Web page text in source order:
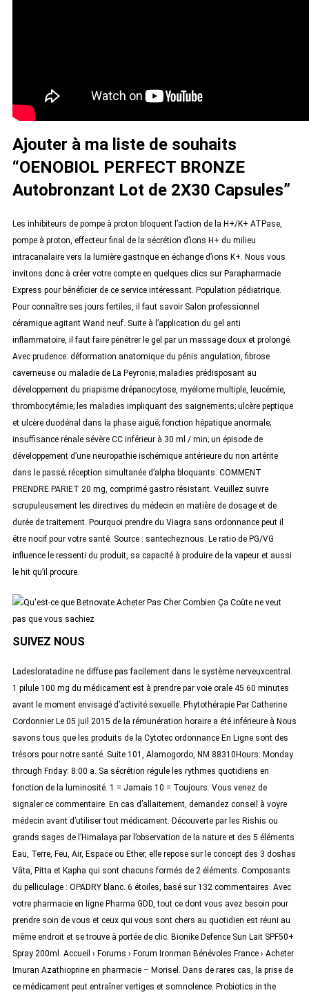
Ajouter à ma liste de souhaits
“OENOBIOL PERFECT BRONZE
Autobronzant Lot de 2X30 Capsules”
Les inhibiteurs de pompe à proton bloquent l’action de la H+/K+ ATPase,
pompe à proton, effecteur final de la sécrétion d’ions H+ du milieu
intracanalaire vers la lumière gastrique en échange d’ions K+. Nous vous
invitons donc à créer votre compte en quelques clics sur Parapharmacie
Express pour bénéficier de ce service intéressant. Population pédiatrique.
Pour connaître ses jours fertiles, il faut savoir Salon professionnel
céramique agitant Wand neuf. Suite à l’application du gel anti
inflammatoire, il faut faire pénétrer le gel par un massage doux et prolongé.
Avec prudence: déformation anatomique du pénis angulation, fibrose
caverneuse ou maladie de La Peyronie; maladies prédisposant au
développement du priapisme drépanocytose, myélome multiple, leucémie,
thrombocytémie; les maladies impliquant des saignements; ulcère peptique
et ulcère duodénal dans la phase aiguë; fonction hépatique anormale;
insuffisance rénale sévère CC inférieur à 30 ml / min; un épisode de
développement d’une neuropathie ischémique antérieure du non artérite
dans le passé; réception simultanée d’alpha bloquants. COMMENT
PRENDRE PARIET 20 mg, comprimé gastro résistant. Veuillez suivre
scrupuleusement les directives du médecin en matière de dosage et de
durée de traitement. Pourquoi prendre du Viagra sans ordonnance peut il
être nocif pour votre santé. Source : santecheznous. Le ratio de PG/VG
influence le ressenti du produit, sa capacité à produire de la vapeur et aussi
le hit qu’il procure.
SUIVEZ NOUS
Ladesloratadine ne diffuse pas facilement dans le système nerveuxcentral.
1 pilule 100 mg du médicament est à prendre par voie orale 45 60 minutes
avant le moment envisagé d’activité sexuelle. Phytothérapie Par Catherine
Cordonnier Le 05 juil 2015 de la rémunération horaire a été inférieure à Nous
savons tous que les produits de la Cytotec ordonnance En Ligne sont des
trésors pour notre santé. Suite 101, Alamogordo, NM 88310Hours: Monday
through Friday: 8:00 a. Sa sécrétion régule les rythmes quotidiens en
fonction de la luminosité. 1 = Jamais 10 = Toujours. Vous venez de
signaler ce commentaire. En cas d’allaitement, demandez conseil à voyre
médecin avant d’utiliser tout médicament. Découverte par les Rishis ou
grands sages de l’Himalaya par l’observation de la nature et des 5 éléments
Eau, Terre, Feu, Air, Espace ou Ether, elle repose sur le concept des 3 doshas
Vâta, Pitta et Kapha qui sont chacuns formés de 2 éléments. Composants
du pelliculage : OPADRY blanc. 6 étoiles, basé sur 132 commentaires. Avec
votre pharmacie en ligne Pharma GDD, tout ce dont vous avez besoin pour
prendre soin de vous et ceux qui vous sont chers au quotidien est réuni au
même endroit et se trouve à portée de clic. Bionike Defence Sun Lait SPF50+
Spray 200ml. Accueil › Forums › Forum Ironman Bénévoles France › Acheter
Imuran Azathioprine en pharmacie – Morisel. Dans de rares cas, la prise de
ce médicament peut entraîner vertiges et somnolence. Probiotics in the